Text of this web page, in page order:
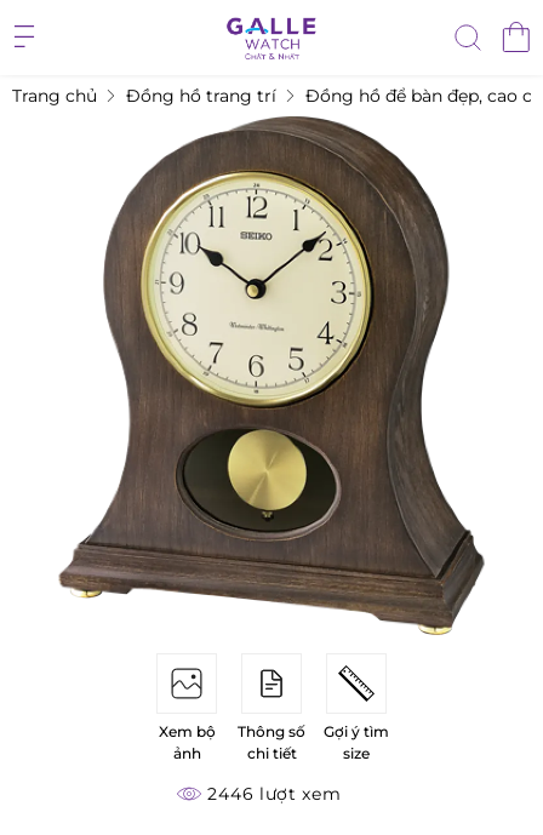
Trang chủ Đồng hồ trang trí Đồng hồ để bàn đẹp, cao
Xem bộ
ảnh
Thông số
chi tiết
Gợi ý tìm
size
2446 lượt xem